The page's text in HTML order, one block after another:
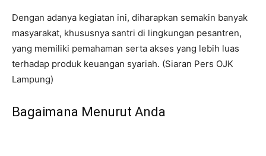
Dengan adanya kegiatan ini, diharapkan semakin banyak
masyarakat, khususnya santri di lingkungan pesantren,
yang memiliki pemahaman serta akses yang lebih luas
terhadap produk keuangan syariah. (Siaran Pers OJK
Lampung)
Bagaimana Menurut Anda